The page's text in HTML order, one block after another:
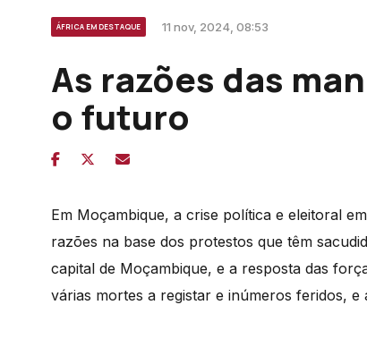
ÁFRICA EM DESTAQUE 11 nov, 2024, 08:53
As razões das
o futuro
Em Moçambique, a crise política e eleitoral
razões na base dos protestos que têm
capital de Moçambique, e a resposta das
várias mortes a registar e inúmeros feridos,